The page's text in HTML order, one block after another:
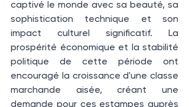
captivé le monde avec sa beauté, sa
sophistication technique et son
impact culturel significatif. La
prospérité économique et la stabilité
politique de cette période ont
encouragé la croissance d'une classe
marchande aisée, créant une
demande pour ces estampes auprès